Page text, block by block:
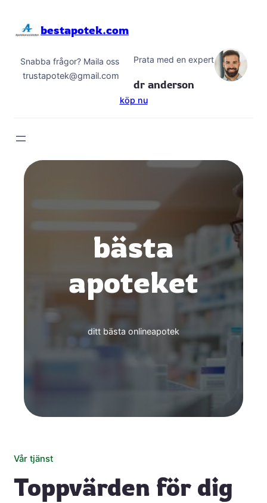
bestapotek.com
Snabba frågor? Maila oss
trustapotek@gmail.com
Prata med en expert
dr anderson
köp nu
bästa
apoteket
ditt bästa onlineapotek
Vår tjänst
Toppvärden för dig